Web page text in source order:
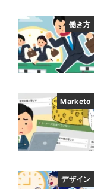
働き方
Marketo
デザイン